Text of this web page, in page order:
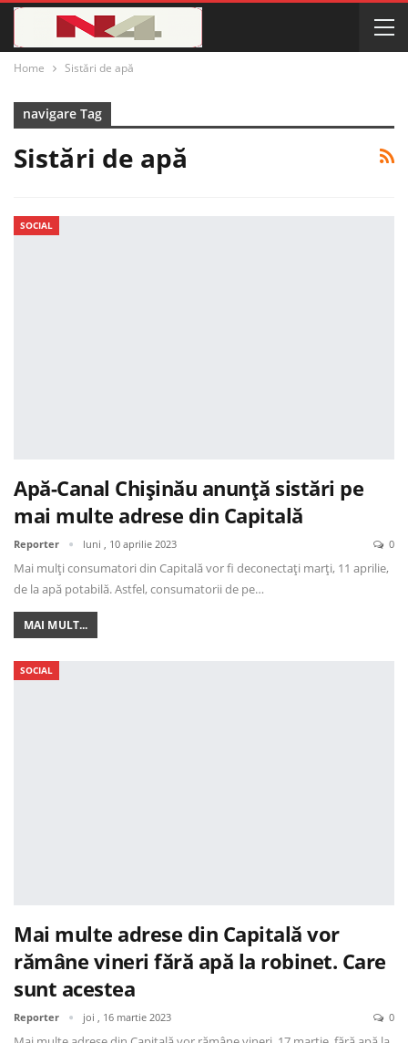
Home Sistări de apă
navigare Tag
Sistări de apă
SOCIAL
Apă-Canal Chișinău anunță sistări pe
mai multe adrese din Capitală
Reporter luni , 10 aprilie 2023 0
Mai mulți consumatori din Capitală vor fi deconectați marți, 11 aprilie,
de la apă potabilă. Astfel, consumatorii de pe…
MAI MULT...
SOCIAL
Mai multe adrese din Capitală vor
rămâne vineri fără apă la robinet. Care
sunt acestea
Reporter joi , 16 martie 2023 0